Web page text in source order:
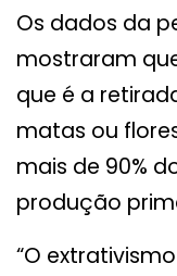
Os dados da
mostraram
que é a
matas ou
mais de 90%
produção
“O